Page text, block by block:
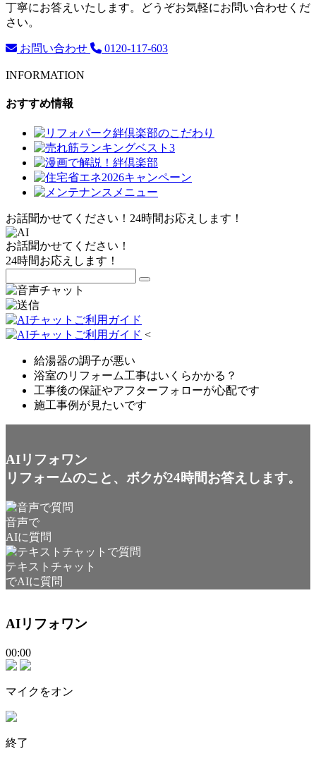
丁寧にお答えいたします。どうぞお気軽にお問い合わせくだ
さい。
お問い合わせ 0120-117-603
INFORMATION
おすすめ情報
お話聞かせてください！24時間お応えします！
お話聞かせてください！
24時間お応えします！
<
給湯器の調子が悪い
浴室のリフォーム工事はいくらかかる？
工事後の保証やアフターフォローが心配です
施工事例が見たいです
AIリフォワン
リフォームのこと、ボクが24時間お答えします。
音声で
AIに質問
テキストチャット
でAIに質問
AIリフォワン
00:00
マイクをオン
終了